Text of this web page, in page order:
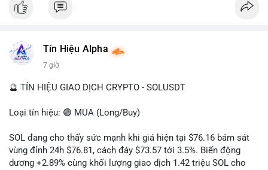
rõ ràng về đích đến của số BTC này.
#dongtienlon
📰 Nguồn: CoinDesk
Tín Hiệu Alpha
7 giờ
🔮 TÍN HIỆU GIAO DỊCH CRYPTO - SOLUSDT
Loại tín hiệu: 🟢 MUA (Long/Buy)
SOL đang cho thấy sức mạnh khi giá hiện tại $76.16 bám sát
vùng đỉnh 24h $76.81, cách đáy $73.57 tới 3.5%. Biến động
dương +2.89% cùng khối lượng giao dịch 1.42 triệu SOL cho